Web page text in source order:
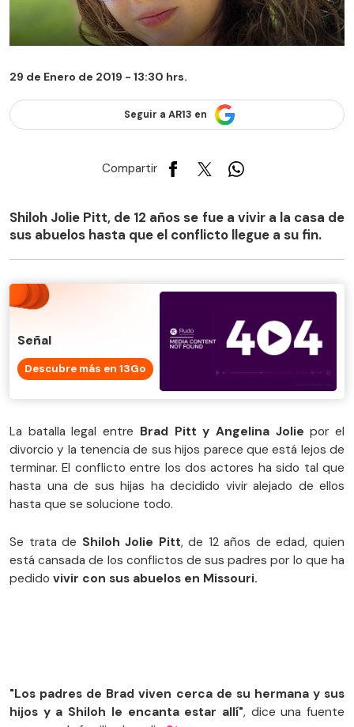
29 de Enero de 2019 - 13:30 hrs.
Seguir a AR13 en
Compartir
Shiloh Jolie Pitt, de 12 años se fue a vivir a la casa de
sus abuelos hasta que el conflicto llegue a su fin.
Señal
Descubre más en 13Go
La batalla legal entre Brad Pitt y Angelina Joliepor el
divorcio y la tenencia de sus hijos parece que está lejos de
terminar. El conflicto entre los dos actores ha sido tal que
hasta una de sus hijas ha decidido vivir alejado de ellos
hasta que se solucione todo.
Se trata de Shiloh Jolie Pitt, de 12 años de edad, quien
está cansada de los conflictos de sus padres por lo que ha
pedido vivir con sus abuelos en Missouri.
"Los padres de Brad viven cerca de su hermana y sus
hijos y a Shiloh le encanta estar allí", dice una fuente